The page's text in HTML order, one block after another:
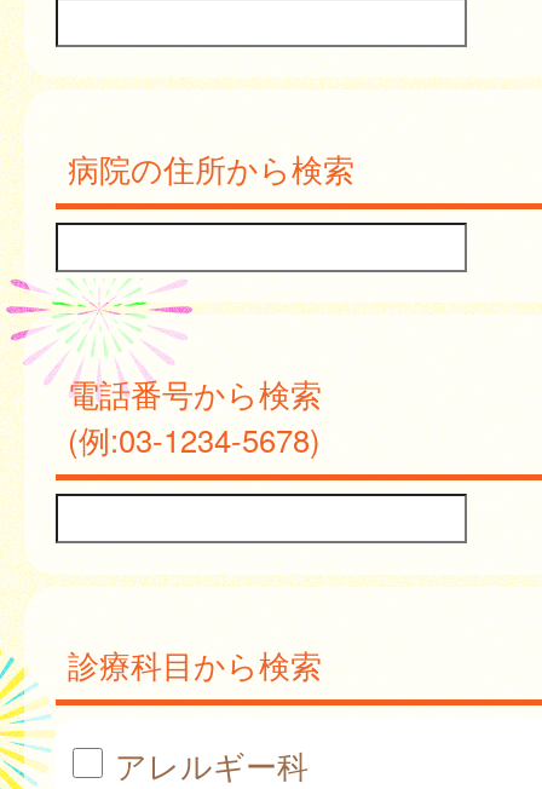
病院の住所から検索
電話番号から検索
(例:03-1234-5678)
診療科目から検索
アレルギー科